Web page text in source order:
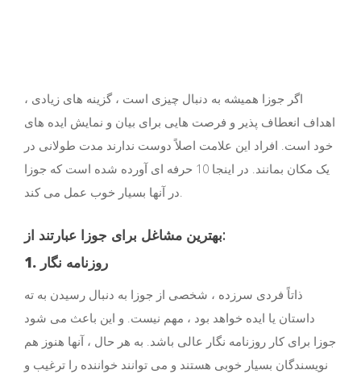
اگر جوزا همیشه به دنبال چیزی است ، گزینه های زیادی ،
اهداف انعطاف پذیر و فرصت هایی برای بیان و نمایش ایده های
خود است. افراد این علامت اصلاً دوست ندارند مدت طولانی در
یک مکان بمانند. در اینجا 10 حرفه ای آورده شده است که جوزا
در آنها بسیار خوب عمل می کند.
بهترین مشاغل برای جوزا عبارتند از:
1. روزنامه نگار
ذاتاً فردی سرزده ، شخصی از جوزا به دنبال رسیدن به ته
داستان یا ایده خواهد بود ، مهم نیست. و این باعث می شود
جوزا برای کار روزنامه نگار عالی باشد. به هر حال ، آنها هنوز هم
نویسندگان بسیار خوبی هستند و می توانند خواننده را ترغیب و